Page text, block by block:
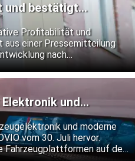
und bestätigt
Profitabilität und
aus einer Pressemitteilung
nach
Halbleiterlösungen von
fest.
und
und moderne
vom 30. Juli hervor.
Fahrzeugplattformen auf den